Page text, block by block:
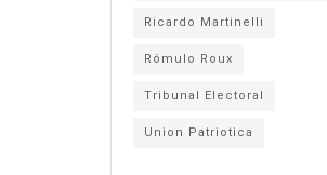
Ricardo Martinelli
Rómulo Roux
Tribunal Electoral
Union Patriotica